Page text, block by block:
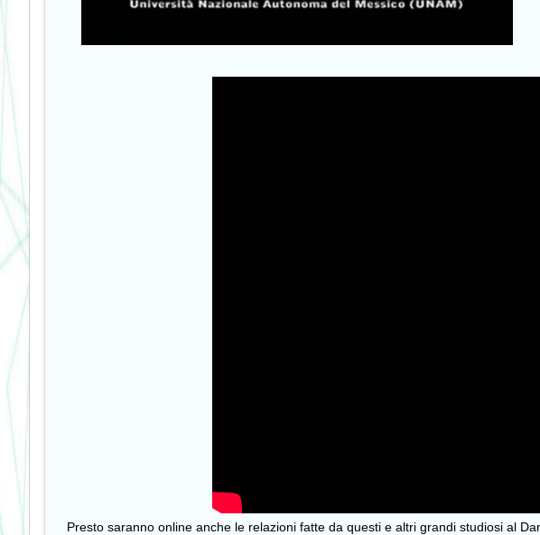
Presto saranno online anche le relazioni fatte da questi e altri grandi studiosi al